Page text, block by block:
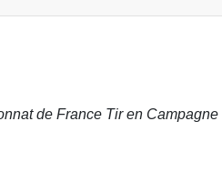
de France Tir en